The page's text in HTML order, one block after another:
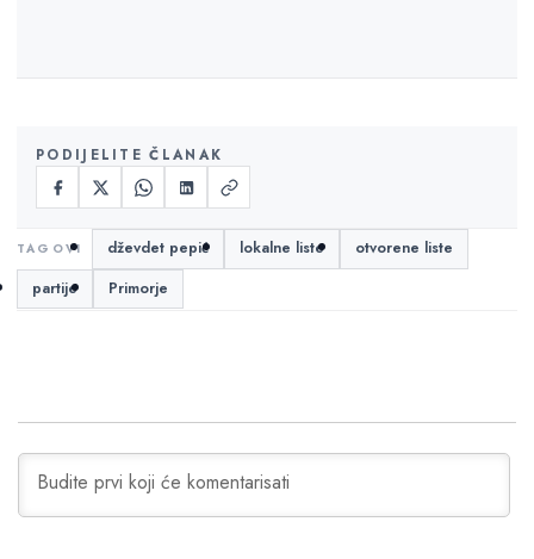
PODIJELITE ČLANAK
dževdet pepić lokalne liste
otvorene liste
partije
Primorje